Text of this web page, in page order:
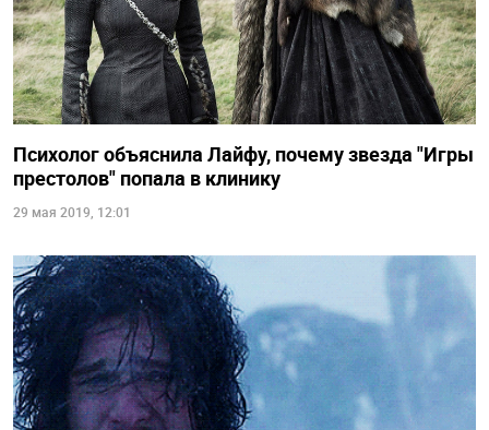
Психолог объяснила Лайфу, почему звезда "Игры
престолов" попала в клинику
29 мая 2019, 12:01